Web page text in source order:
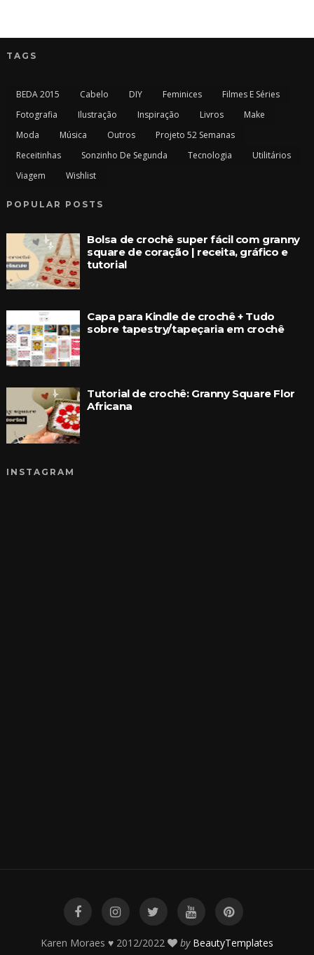
TAGS
BEDA 2015 Cabelo DIY Feminices
Filmes E Séries
Fotografia
Ilustração Inspiração Livros
Make
Moda
Música Outros
Projeto 52 Semanas
Receitinhas
Sonzinho De Segunda Tecnologia
Utilitários
Viagem
Wishlist
POPULAR POSTS
Bolsa de crochê super fácil com granny
square de coração | receita, gráfico e
tutorial
Capa para Kindle de crochê + Tudo
sobre tapestry/tapeçaria em crochê
Tutorial de crochê: Granny Square Flor
Africana
INSTAGRAM
Karen Moraes ♥ 2012/2022 by BeautyTemplates